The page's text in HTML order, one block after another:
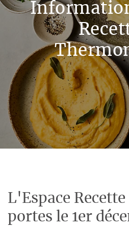
L'Espace
portes le 1er